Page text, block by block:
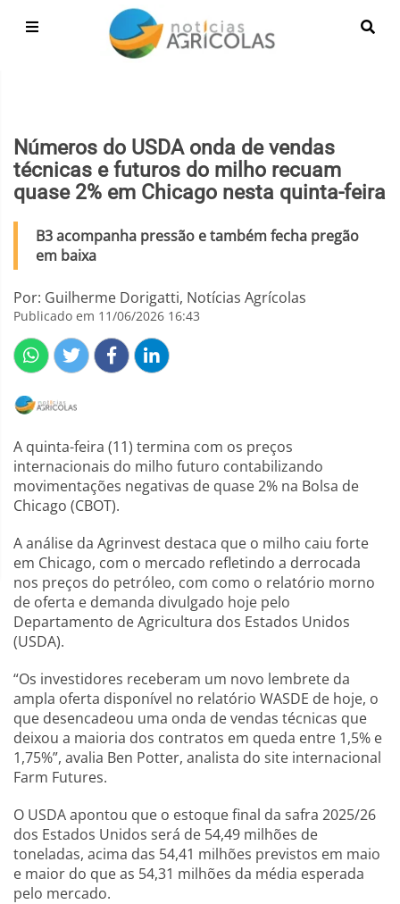
Números do USDA onda de vendas
técnicas e futuros do milho recuam
quase 2% em Chicago nesta quinta-feira
B3 acompanha pressão e também fecha pregão
em baixa
Por: Guilherme Dorigatti, Notícias Agrícolas
Publicado em 11/06/2026 16:43
A quinta-feira (11) termina com os preços
internacionais do milho futuro contabilizando
movimentações negativas de quase 2% na Bolsa de
Chicago (CBOT).
A análise da Agrinvest destaca que o milho caiu forte
em Chicago, com o mercado refletindo a derrocada
nos preços do petróleo, com como o relatório morno
de oferta e demanda divulgado hoje pelo
Departamento de Agricultura dos Estados Unidos
(USDA).
“Os investidores receberam um novo lembrete da
ampla oferta disponível no relatório WASDE de hoje, o
que desencadeou uma onda de vendas técnicas que
deixou a maioria dos contratos em queda entre 1,5% e
1,75%”, avalia Ben Potter, analista do site internacional
Farm Futures.
O USDA apontou que o estoque final da safra 2025/26
dos Estados Unidos será de 54,49 milhões de
toneladas, acima das 54,41 milhões previstos em maio
e maior do que as 54,31 milhões da média esperada
pelo mercado.